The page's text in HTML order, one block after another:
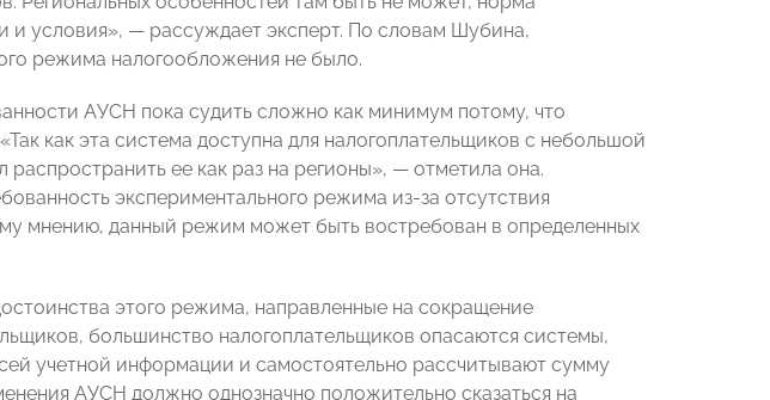
и условия», — рассуждает эксперт. По словам Шубина,
режима налогообложения не было.
АУСН пока судить сложно как минимум потому, что
как эта система доступна для налогоплательщиков с небольшой
ее как раз на регионы», — отметила она.
экспериментального режима из-за отсутствия
мнению, данный режим может быть востребован в определенных
этого режима, направленные на сокращение
большинство налогоплательщиков опасаются системы,
учетной информации и самостоятельно рассчитывают сумму
АУСН должно однозначно положительно сказаться на